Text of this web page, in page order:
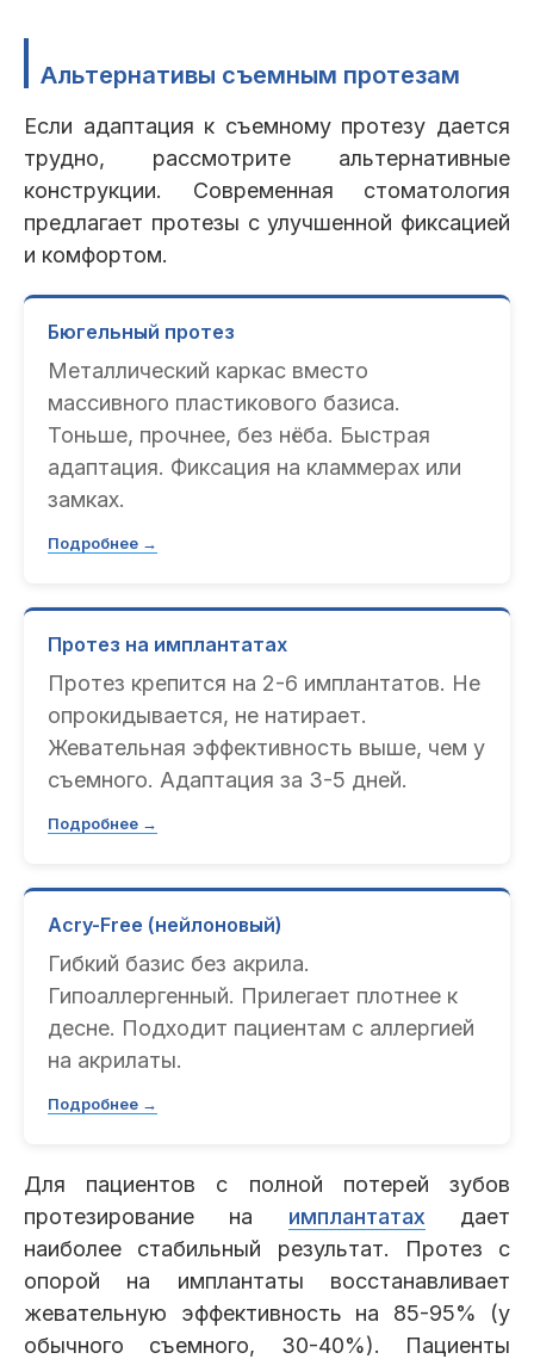
Альтернативы съемным протезам
Если адаптация к съемному протезу дается
трудно, рассмотрите альтернативные
конструкции. Современная стоматология
предлагает протезы с улучшенной фиксацией
и комфортом.
Бюгельный протез
Металлический каркас вместо
массивного пластикового базиса.
Тоньше, прочнее, без нёба. Быстрая
адаптация. Фиксация на кламмерах или
замках.
Подробнее →
Протез на имплантатах
Протез крепится на 2-6 имплантатов. Не
опрокидывается, не натирает.
Жевательная эффективность выше, чем у
съемного. Адаптация за 3-5 дней.
Подробнее →
Acry-Free (нейлоновый)
Гибкий базис без акрила.
Гипоаллергенный. Прилегает плотнее к
десне. Подходит пациентам с аллергией
на акрилаты.
Подробнее →
Для пациентов с полной потерей зубов
протезирование на имплантатах дает
наиболее стабильный результат. Протез с
опорой на имплантаты восстанавливает
жевательную эффективность на 85-95% (у
обычного съемного, 30-40%). Пациенты